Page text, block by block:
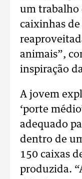
um trabalho
caixinhas
animais”,
inspiração
A jovem
‘porte
adequado
dentro de
150 caixas
produzida.